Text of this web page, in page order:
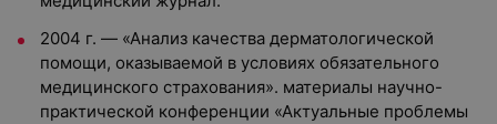
2004 г. — «Анализ качества дерматологической
помощи, оказываемой в условиях обязательного
медицинского страхования». материалы научно-
практической конференции «Актуальные проблемы